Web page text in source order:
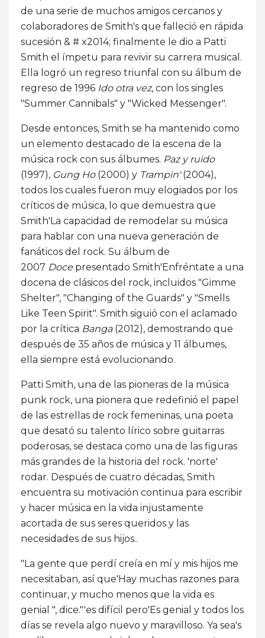
de una serie de muchos amigos cercanos y
colaboradores de Smith's que falleció en rápida
sucesión & # x2014; finalmente le dio a Patti
Smith el ímpetu para revivir su carrera musical.
Ella logró un regreso triunfal con su álbum de
regreso de 1996 Ido otra vez, con los singles
"Summer Cannibals" y "Wicked Messenger".
Desde entonces, Smith se ha mantenido como
un elemento destacado de la escena de la
música rock con sus álbumes. Paz y ruido
(1997), Gung Ho(2000) y Trampin'(2004),
todos los cuales fueron muy elogiados por los
críticos de música, lo que demuestra que
Smith'La capacidad de remodelar su música
para hablar con una nueva generación de
fanáticos del rock. Su álbum de
2007 Docepresentado Smith'Enfréntate a una
docena de clásicos del rock, incluidos "Gimme
Shelter", "Changing of the Guards" y "Smells
Like Teen Spirit". Smith siguió con el aclamado
por la crítica Banga(2012), demostrando que
después de 35 años de música y 11 álbumes,
ella siempre está evolucionando.
Patti Smith, una de las pioneras de la música
punk rock, una pionera que redefinió el papel
de las estrellas de rock femeninas, una poeta
que desató su talento lírico sobre guitarras
poderosas, se destaca como una de las figuras
más grandes de la historia del rock. 'norte'
rodar. Después de cuatro décadas, Smith
encuentra su motivación continua para escribir
y hacer música en la vida injustamente
acortada de sus seres queridos y las
necesidades de sus hijos..
"La gente que perdí creía en mí y mis hijos me
necesitaban, así que'Hay muchas razones para
continuar, y mucho menos que la vida es
genial ", dice."'es difícil pero'Es genial y todos los
días se revela algo nuevo y maravilloso. Ya sea's